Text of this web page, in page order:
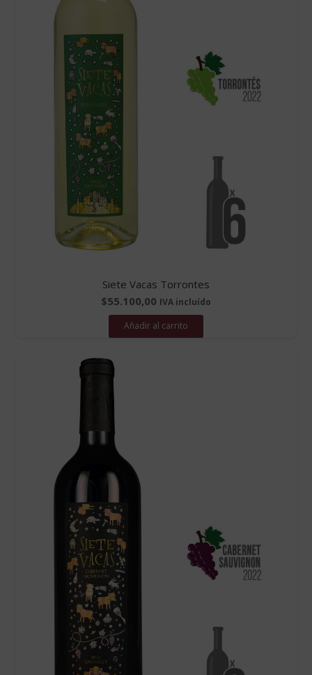
Siete Vacas Torrontes
$55.100,00 IVA incluído
Añadir al carrito